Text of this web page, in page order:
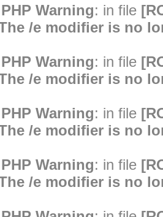
Warning: in file
/e modifier is no
Warning: in file
/e modifier is no
Warning: in file
/e modifier is no
Warning: in file
/e modifier is no